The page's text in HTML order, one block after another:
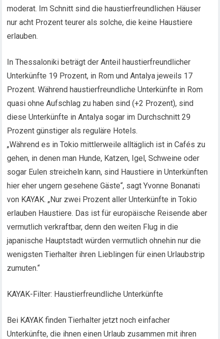
moderat. Im Schnitt sind die haustierfreundlichen Häuser
nur acht Prozent teurer als solche, die keine Haustiere
erlauben.
In Thessaloniki beträgt der Anteil haustierfreundlicher
Unterkünfte 19 Prozent, in Rom und Antalya jeweils 17
Prozent. Während haustierfreundliche Unterkünfte in Rom
quasi ohne Aufschlag zu haben sind (+2 Prozent), sind
diese Unterkünfte in Antalya sogar im Durchschnitt 29
Prozent günstiger als reguläre Hotels.
„Während es in Tokio mittlerweile alltäglich ist in Cafés zu
gehen, in denen man Hunde, Katzen, Igel, Schweine oder
sogar Eulen streicheln kann, sind Haustiere in Unterkünften
hier eher ungern gesehene Gäste“, sagt Yvonne Bonanati
von KAYAK. „Nur zwei Prozent aller Unterkünfte in Tokio
erlauben Haustiere. Das ist für europäische Reisende aber
vermutlich verkraftbar, denn den weiten Flug in die
japanische Hauptstadt würden vermutlich ohnehin nur die
wenigsten Tierhalter ihren Lieblingen für einen Urlaubstrip
zumuten.“
KAYAK-Filter: Haustierfreundliche Unterkünfte
Bei KAYAK finden Tierhalter jetzt noch einfacher
Unterkünfte, die ihnen einen Urlaub zusammen mit ihren